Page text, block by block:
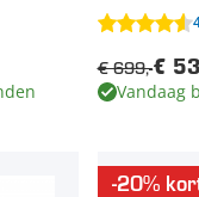
€
€ 699,-
Vandaag
-20%